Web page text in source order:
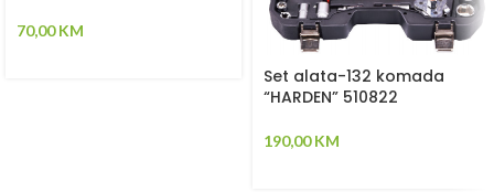
70,00KM
Set alata-132 komada
“HARDEN” 510822
190,00KM